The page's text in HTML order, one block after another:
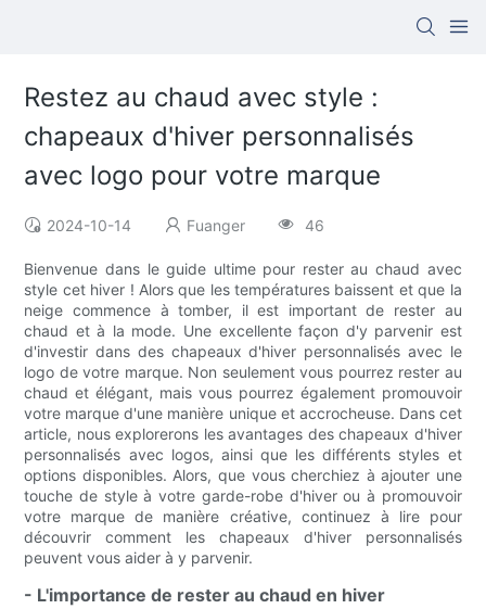
Restez au chaud avec style :
chapeaux d'hiver personnalisés
avec logo pour votre marque
2024-10-14 Fuanger 46
Bienvenue dans le guide ultime pour rester au chaud avec
style cet hiver ! Alors que les températures baissent et que la
neige commence à tomber, il est important de rester au
chaud et à la mode. Une excellente façon d'y parvenir est
d'investir dans des chapeaux d'hiver personnalisés avec le
logo de votre marque. Non seulement vous pourrez rester au
chaud et élégant, mais vous pourrez également promouvoir
votre marque d'une manière unique et accrocheuse. Dans cet
article, nous explorerons les avantages des chapeaux d'hiver
personnalisés avec logos, ainsi que les différents styles et
options disponibles. Alors, que vous cherchiez à ajouter une
touche de style à votre garde-robe d'hiver ou à promouvoir
votre marque de manière créative, continuez à lire pour
découvrir comment les chapeaux d'hiver personnalisés
peuvent vous aider à y parvenir.
- L'importance de rester au chaud en hiver